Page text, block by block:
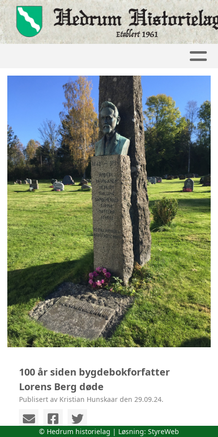
100 år siden bygdebokforfatter
Lorens Berg døde
Publisert av Kristian Hunskaar den 29.09.24.
© Hedrum historielag | Løsning: StyreWeb